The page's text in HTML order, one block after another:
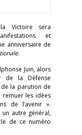
Victoire sera
et
anniversaire de
.
Juin, alors
de la Défense
la parution de
les idées
de l’avenir ».
autre général,
de ce numéro